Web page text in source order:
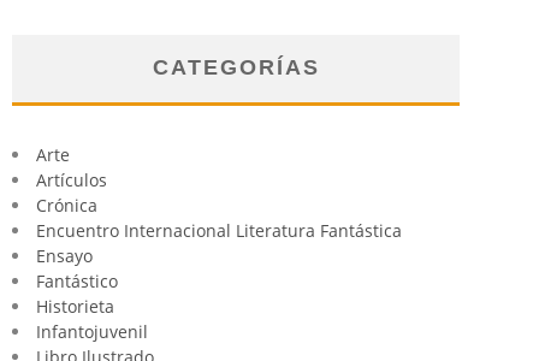
CATEGORÍAS
Arte
Artículos
Crónica
Encuentro Internacional Literatura Fantástica
Ensayo
Fantástico
Historieta
Infantojuvenil